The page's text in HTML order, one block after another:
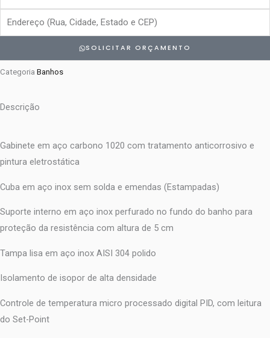
Endereço
SOLICITAR ORÇAMENTO
Categoria Banhos
Descrição
Gabinete em aço carbono 1020 com tratamento anticorrosivo e
pintura eletrostática
Cuba em aço inox sem solda e emendas (Estampadas)
Suporte interno em aço inox perfurado no fundo do banho para
proteção da resistência com altura de 5 cm
Tampa lisa em aço inox AISI 304 polido
Isolamento de isopor de alta densidade
Controle de temperatura micro processado digital PID, com leitura
do Set-Point